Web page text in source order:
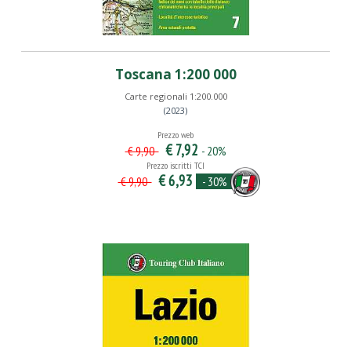
Toscana 1:200 000
Carte regionali 1:200.000
(2023)
Prezzo web
€ 9,90 € 7,92 - 20%
Prezzo iscritti TCI
€ 9,90 € 6,93 - 30%